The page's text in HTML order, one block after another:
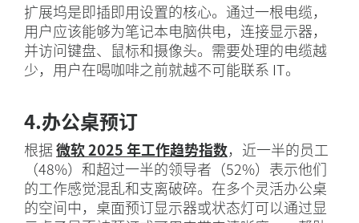
扩展坞是即插即用设置的核心。通过一根电缆，
用户应该能够为笔记本电脑供电，连接显示器，
并访问键盘、鼠标和摄像头。需要处理的电缆越
少，用户在喝咖啡之前就越不可能联系 IT。
4.办公桌预订
根据微软 2025 年工作趋势指数，近一半的员工
（48%）和超过一半的领导者（52%）表示他们
的工作感觉混乱和支离破碎。在多个灵活办公桌
的空间中，桌面预订显示器或状态灯可以通过显